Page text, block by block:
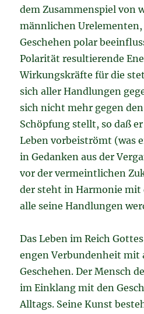
dem Zusammenspiel von
männlichen Urelementen,
Geschehen polar
Polarität resultierende
Wirkungskräfte für die
sich aller Handlungen
sich nicht mehr gegen
Schöpfung stellt, so daß
Leben vorbeiströmt (was
in Gedanken aus der
vor der vermeintlichen
der steht in Harmonie mit
alle seine Handlungen
Das Leben im Reich
engen Verbundenheit
Geschehen. Der Mensch
im Einklang mit den
Alltags. Seine Kunst